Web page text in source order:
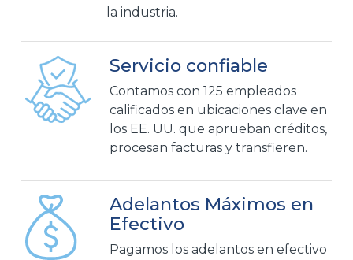
la industria.
Servicio confiable
Contamos con 125 empleados
calificados en ubicaciones clave en
los EE. UU. que aprueban créditos,
procesan facturas y transfieren.
Adelantos Máximos en
Efectivo
Pagamos los adelantos en efectivo